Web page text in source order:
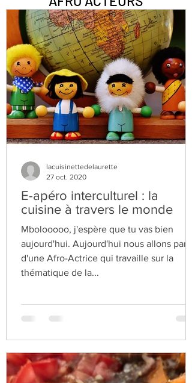
E-apéro interculturel : la
cuisine à travers le monde
Mbolooooo, j'espère que tu vas bien
aujourd'hui. Aujourd'hui nous allons parler
d'une Afro-Actrice qui travaille sur la
thématique de la...
lacuisinettedelaurette
27 oct. 2020